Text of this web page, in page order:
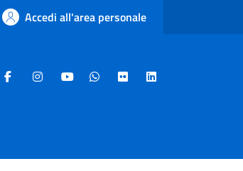
Accedi all'area personale